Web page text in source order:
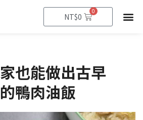
NT$0
0
購
物
籃
也能做出古早
鴨肉油飯